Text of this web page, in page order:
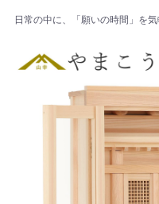
日常の中に、「願いの時間」を